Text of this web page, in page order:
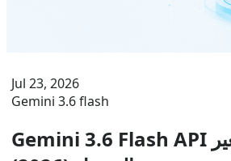
Jul 23, 2026
Gemini 3.6 flash
Gemini 3.6 Flash API دليل التسعير